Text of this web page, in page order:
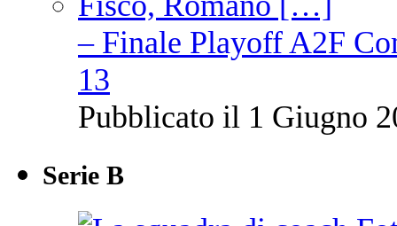
– Finale Playoff A2F
13
Pubblicato il 1 Giugno
Serie B